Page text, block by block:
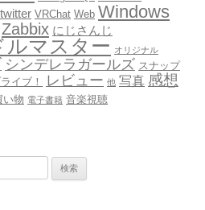
twitter VRChat Web Windows
Zabbix にじさんじ
ルマスター オリジナル
シンデレラガールズ スナップ
イブ！ レビュー 他 写真 感想
い物 電子書籍 音楽視聴